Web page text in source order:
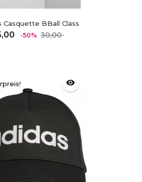
Casquette BBall Class
Regulärer
-50% 30,00Preis
visibility